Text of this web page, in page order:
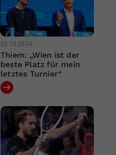
02.10.2024
Thiem: „Wien ist der
beste Platz für mein
letztes Turnier“